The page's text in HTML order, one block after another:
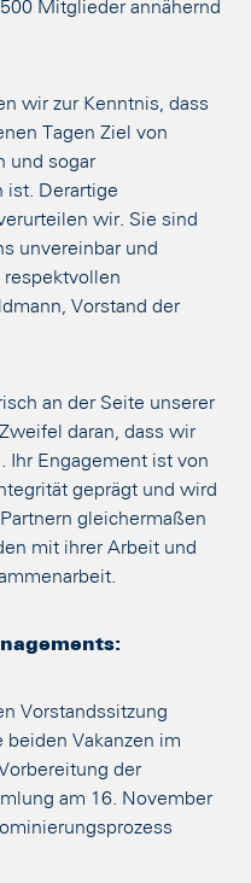
Mitglieder annähernd
wir zur Kenntnis, dass
Tagen Ziel von
und sogar
ist. Derartige
wir. Sie sind
unvereinbar und
respektvollen
Vorstand der
an der Seite unserer
daran, dass wir
Ihr Engagement ist von
geprägt und wird
gleichermaßen
mit ihrer Arbeit und
Vorstandssitzung
beiden Vakanzen im
der
am 16. November